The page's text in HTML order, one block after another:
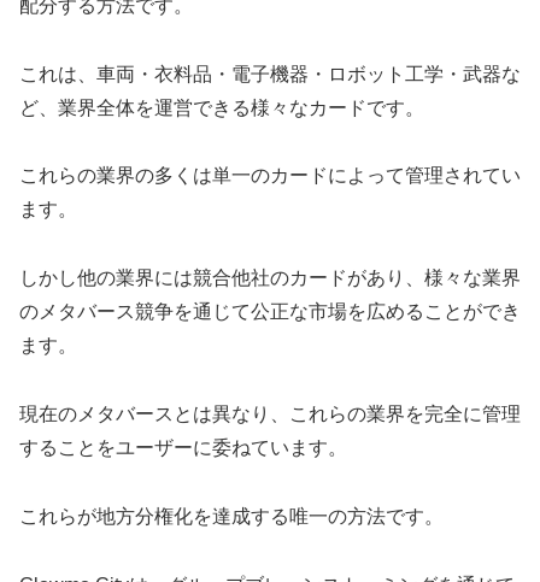
配分する方法です。
これは、車両・衣料品・電子機器・ロボット工学・武器な
ど、業界全体を運営できる様々なカードです。
これらの業界の多くは単一のカードによって管理されてい
ます。
しかし他の業界には競合他社のカードがあり、様々な業界
のメタバース競争を通じて公正な市場を広めることができ
ます。
現在のメタバースとは異なり、これらの業界を完全に管理
することをユーザーに委ねています。
これらが地方分権化を達成する唯一の方法です。